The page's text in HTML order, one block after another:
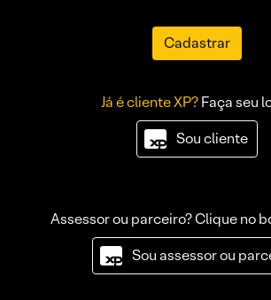
Cadastrar
Já é cliente XP?Faça seu
Sou cliente
Assessor ou parceiro? Clique no
Sou assessor ou